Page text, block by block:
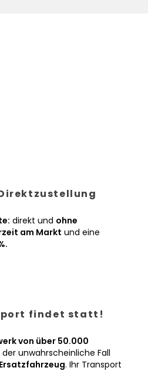
direkt und ohne
am Markt und eine
findet statt!
von über 50.000
unwahrscheinliche Fall
. Ihr Transport